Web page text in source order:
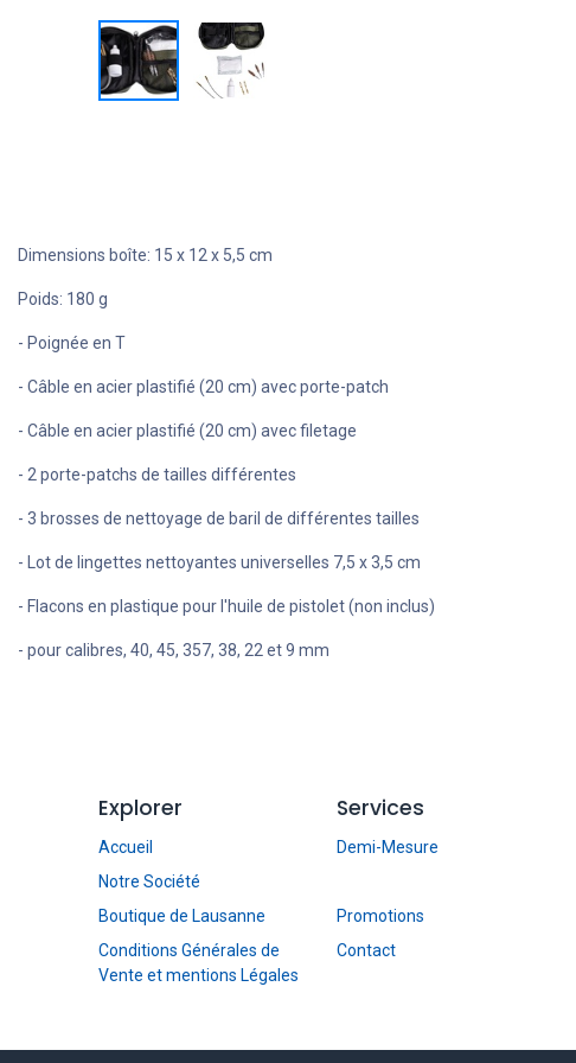
Dimensions boîte: 15 x 12 x 5,5 cm
Poids: 180 g
- Poignée en T
- Câble en acier plastifié (20 cm) avec porte-patch
- Câble en acier plastifié (20 cm) avec filetage
- 2 porte-patchs de tailles différentes
- 3 brosses de nettoyage de baril de différentes tailles
- Lot de lingettes nettoyantes universelles 7,5 x 3,5 cm
- Flacons en plastique pour l'huile de pistolet (non inclus)
- pour calibres, 40, 45, 357, 38, 22 et 9 mm
Explorer
Accueil
Notre Société
Boutique de Lausanne
Conditions Générales de
Vente et mentions Légales
Services
Demi-Mesure
Promotions
Contact